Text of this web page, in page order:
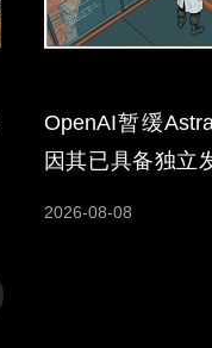
OpenAI暂缓
因其已具备独立
2026-08-08